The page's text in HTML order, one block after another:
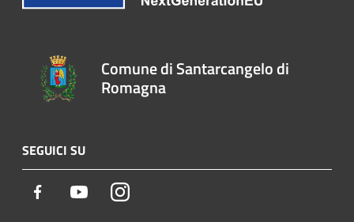
Comune di Santarcangelo di
Romagna
SEGUICI SU
Facebook YoutubeInstagram